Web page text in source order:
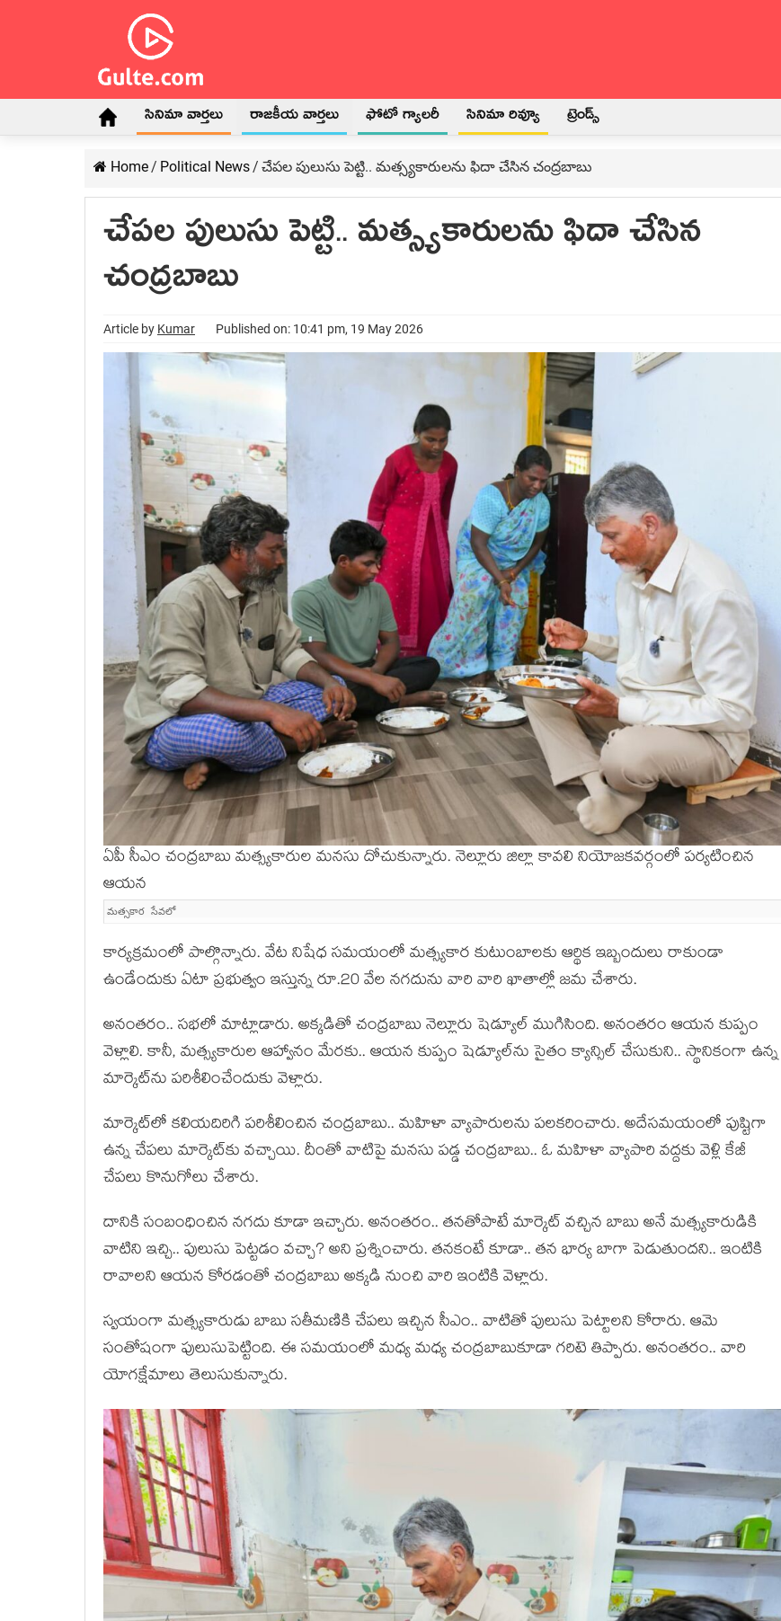
సినిమా వార్తలు రాజకీయ వార్తలు ఫోటో గ్యాలరీ సినిమా రివ్యూ ట్రెండ్స్
Home/ Political News/ చేప‌ల పులుసు పెట్టి.. మ‌త్స్యకారుల‌ను ఫిదా చేసిన చంద్ర‌బాబు
చేప‌ల పులుసు పెట్టి.. మ‌త్స్యకారుల‌ను ఫిదా చేసిన
చంద్ర‌బాబు
Article by Kumar Published on: 10:41 pm, 19 May 2026
ఏపీ సీఎం చంద్ర‌బాబు మ‌త్స్య‌కారుల మ‌న‌సు దోచుకున్నారు. నెల్లూరు జిల్లా కావ‌లి నియోజ‌క‌వ‌ర్గంలో ప‌ర్య‌టించిన
ఆయ‌న
మ‌త్స‌కార సేవ‌లో
కార్య‌క్ర‌మంలో పాల్గొన్నారు. వేట నిషేధ స‌మ‌యంలో మ‌త్స్య‌కార కుటుంబాల‌కు ఆర్థిక ఇబ్బందులు రాకుండా
ఉండేందుకు ఏటా ప్ర‌భుత్వం ఇస్తున్న రూ.20 వేల న‌గ‌దును వారి వారి ఖాతాల్లో జ‌మ చేశారు.
అనంత‌రం.. స‌భ‌లో మాట్లాడారు. అక్క‌డితో చంద్ర‌బాబు నెల్లూరు షెడ్యూల్ ముగిసింది. అనంత‌రం ఆయ‌న కుప్పం
వెళ్లాలి. కానీ, మ‌త్స్య‌కారుల ఆహ్వానం మేర‌కు.. ఆయ‌న కుప్పం షెడ్యూల్‌ను సైతం క్యాన్సిల్ చేసుకుని.. స్థానికంగా ఉన్న
మార్కెట్‌ను ప‌రిశీలించేందుకు వెళ్లారు.
మార్కెట్‌లో క‌లియ‌దిరిగి ప‌రిశీలించిన చంద్ర‌బాబు.. మ‌హిళా వ్యాపారుల‌ను ప‌ల‌క‌రించారు. అదేస‌మ‌యంలో పుష్టిగా
ఉన్న చేప‌లు మార్కెట్‌కు వ‌చ్చాయి. దీంతో వాటిపై మ‌న‌సు ప‌డ్డ చంద్ర‌బాబు.. ఓ మ‌హిళా వ్యాపారి వ‌ద్ద‌కు వెళ్లి కేజీ
చేప‌లు కొనుగోలు చేశారు.
దానికి సంబంధించిన న‌గ‌దు కూడా ఇచ్చారు. అనంత‌రం.. త‌న‌తోపాటే మార్కెట్ వ‌చ్చిన బాబు అనే మ‌త్స్య‌కారుడికి
వాటిని ఇచ్చి.. పులుసు పెట్ట‌డం వ‌చ్చా? అని ప్ర‌శ్నించారు. త‌న‌కంటే కూడా.. త‌న భార్య బాగా పెడుతుంద‌ని.. ఇంటికి
రావాల‌ని ఆయ‌న కోర‌డంతో చంద్ర‌బాబు అక్క‌డి నుంచి వారి ఇంటికి వెళ్లారు.
స్వ‌యంగా మ‌త్స్య‌కారుడు బాబు స‌తీమ‌ణికి చేప‌లు ఇచ్చిన సీఎం.. వాటితో పులుసు పెట్టాల‌ని కోరారు. ఆమె
సంతోషంగా పులుసుపెట్టింది. ఈ స‌మ‌యంలో మ‌ధ్య మ‌ధ్య చంద్ర‌బాబుకూడా గ‌రిటె తిప్పారు. అనంత‌రం.. వారి
యోగ‌క్షేమాలు తెలుసుకున్నారు.